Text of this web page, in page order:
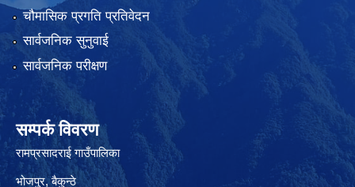
चौमासिक प्रगति प्रतिवेदन
सार्वजनिक सुनुवाई
सार्वजनिक परीक्षण
सम्पर्क विवरण
रामप्रसादराई गाउँपालिका
भोजपुर, बैकुन्ठे